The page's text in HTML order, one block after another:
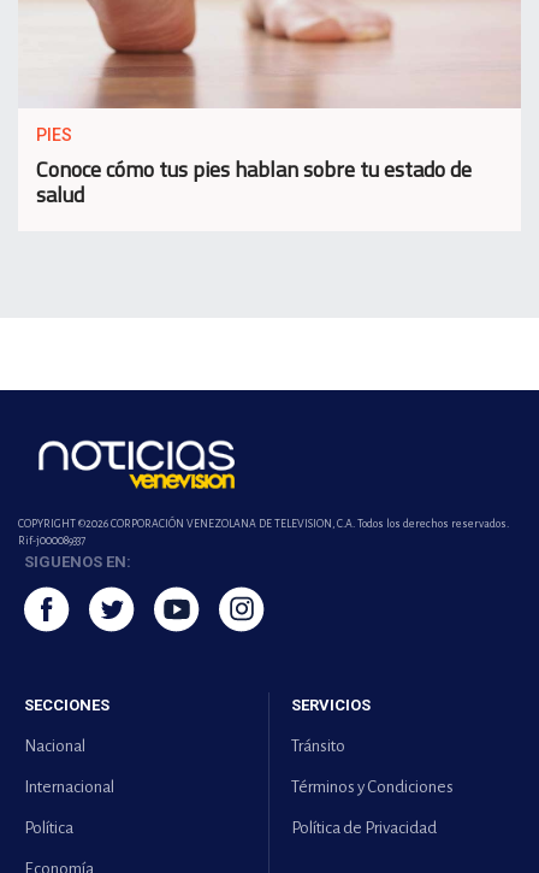
PIES
Conoce cómo tus pies hablan sobre tu estado de
salud
COPYRIGHT ©2026 CORPORACIÓN VENEZOLANA DE TELEVISION, C.A. Todos los derechos reservados.
Rif-j000089337
SIGUENOS EN:
SECCIONES
Nacional
Internacional
Política
Economía
SERVICIOS
Tránsito
Términos y Condiciones
Política de Privacidad